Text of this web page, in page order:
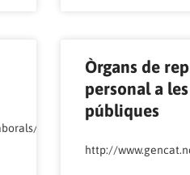
index.html
treballadors/
Òrgans de
personal a
públiques
http://